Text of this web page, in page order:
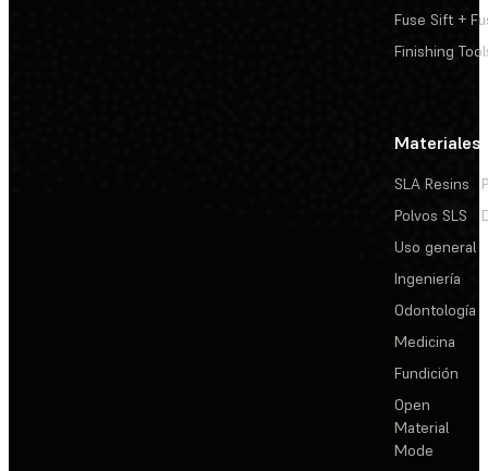
Fuse Sift +
Finishing
Materiales
SLA Resins
Polvos SLS
Uso general
Ingeniería
Odontología
Medicina
Fundición
Open
Material
Mode